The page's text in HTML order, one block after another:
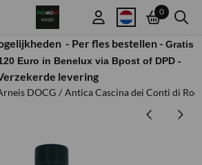
Kies instellingen of sta alle
0
- Per fles bestellen - Gratis
Euro in Benelux via Bpost of DPD -
levering
DOCG / Antica Cascina dei Conti di